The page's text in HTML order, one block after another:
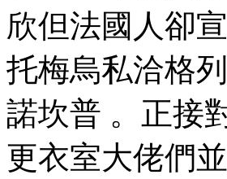
欣但法國人卻宣
托梅烏私洽格列
諾坎普  。正
更衣室大佬們並